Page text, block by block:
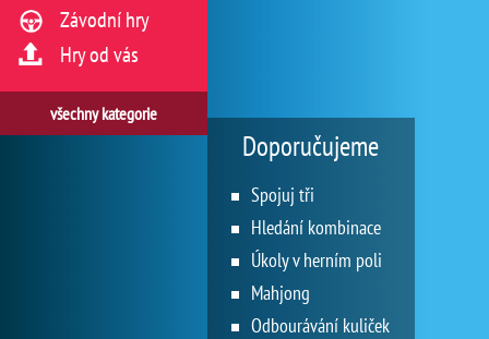
Závodní hry
Hry od vás
všechny kategorie
Doporučujeme
Spojuj tři
Hledání kombinace
Úkoly v herním poli
Mahjong
Odbourávání kuliček